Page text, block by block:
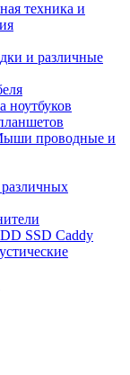
техника и
и различные
ноутбуков
проводные и
различных
SSD Caddy